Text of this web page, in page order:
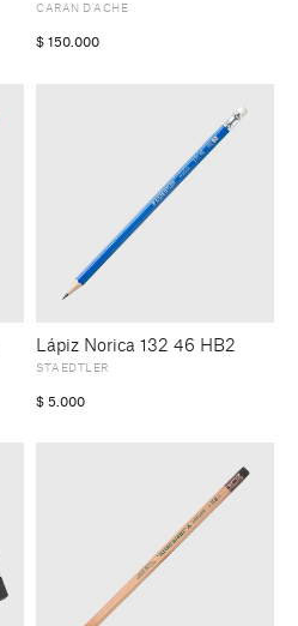
CARAN D’ACHE
$ 150.000
Lápiz Norica 132 46 HB2
STAEDTLER
$ 5.000